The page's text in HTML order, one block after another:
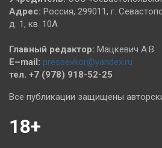
Адрес: Россия, 299011, г.
д. 1, кв. 10А
Главный редактор: Мацкевич А.В.
E–mail: pressevkor@yandex.ru
тел. +7 (978) 918-52-25
Все публикации защищены
18+